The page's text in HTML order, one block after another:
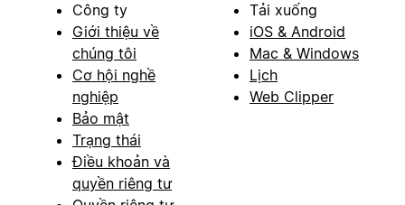
Công ty
Giới thiệu về
chúng tôi
Cơ hội nghề
nghiệp
Bảo mật
Trạng thái
Điều khoản và
quyền riêng tư
Tải xuống
iOS & Android
Mac & Windows
Lịch
Web Clipper